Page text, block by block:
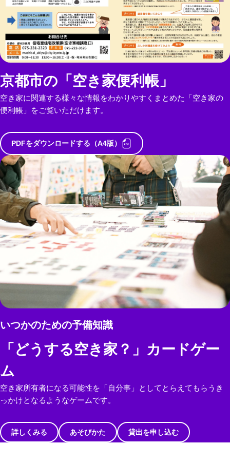
京都市の「空き家便利帳」
空き家に関連する様々な情報をわかりやすくまとめた「空き家の
便利帳」をご覧いただけます。
PDFをダウンロードする（A4版）
いつかのための予備知識
「どうする空き家？」カードゲー
ム
空き家所有者になる可能性を「自分事」としてとらえてもらうき
っかけとなるようなゲームです。
詳しくみる あそびかた 貸出を申し込む